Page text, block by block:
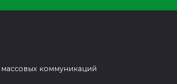
коммуникаций